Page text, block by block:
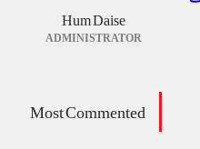
Hum Daise
ADMINISTRATOR
Most Commented